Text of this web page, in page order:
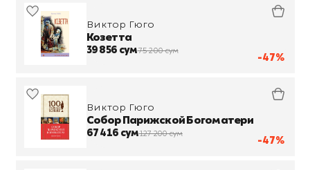
-47%
Виктор Гюго
Козетта
39 856 сум75 200 сум
-47%
Виктор Гюго
Собор Парижской Богоматери
67 416 сум127 200 сум